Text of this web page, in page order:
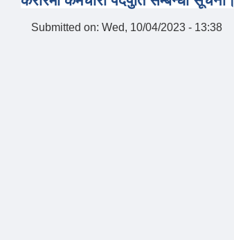
Submitted on: Wed, 10/04/2023 - 13:38